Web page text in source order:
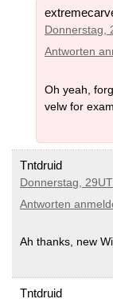
Donnerstag,
Antworten
Oh yeah,
velw for
Tntdruid
Donnerstag,
Antworten
Ah thanks, new
Tntdruid